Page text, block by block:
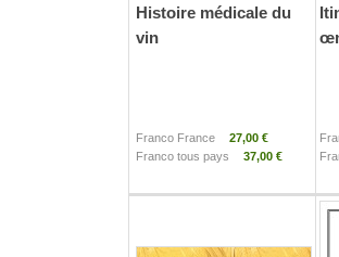
Histoire médicale du
vin
Franco France
27,00 €
Franco tous pays
37,00 €